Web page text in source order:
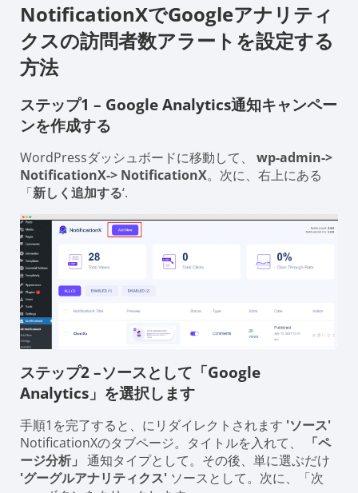
NotificationXでGoogleアナリティ
クスの訪問者数アラートを設定する
方法
ステップ1 – Google Analytics通知キャンペー
ンを作成する
WordPressダッシュボードに移動して、 wp-admin->
NotificationX-> NotificationX。次に、右上にある
「新しく追加する‘.
ステップ2 –ソースとして「Google
Analytics」を選択します
手順1を完了すると、にリダイレクトされます 'ソース'
NotificationXのタブページ。タイトルを入れて、
「ペ
ージ分析」 通知タイプとして。その後、単に選ぶだけ
'グーグルアナリティクス' ソースとして。次に、「次